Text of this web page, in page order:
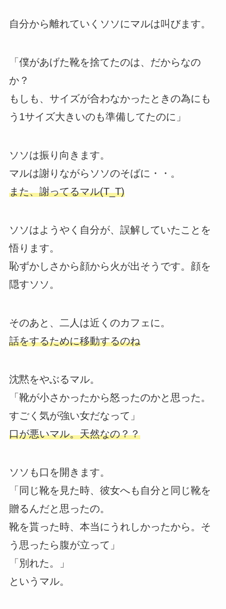
自分から離れていくソソにマルは叫びます。
「僕があげた靴を捨てたのは、だからなの
か？
もしも、サイズが合わなかったときの為にも
う1サイズ大きいのも準備してたのに」
ソソは振り向きます。
マルは謝りながらソソのそばに・・。
また、謝ってるマル(T_T)
ソソはようやく自分が、誤解していたことを
悟ります。
恥ずかしさから顔から火が出そうです。顔を
隠すソソ。
そのあと、二人は近くのカフェに。
話をするために移動するのね
沈黙をやぶるマル。
「靴が小さかったから怒ったのかと思った。
すごく気が強い女だなって」
口が悪いマル。天然なの？？
ソソも口を開きます。
「同じ靴を見た時、彼女へも自分と同じ靴を
贈るんだと思ったの。
靴を貰った時、本当にうれしかったから。そ
う思ったら腹が立って」
「別れた。」
というマル。